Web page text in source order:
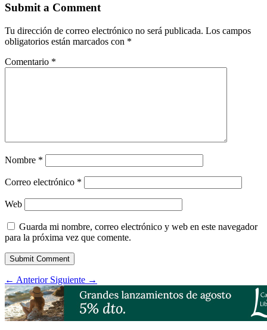
Submit a Comment
Tu dirección de correo electrónico no será publicada. Los campos
obligatorios están marcados con *
Comentario *
Nombre *
Correo electrónico *
Web
Guarda mi nombre, correo electrónico y web en este navegador
para la próxima vez que comente.
Submit Comment
← Anterior Siguiente →